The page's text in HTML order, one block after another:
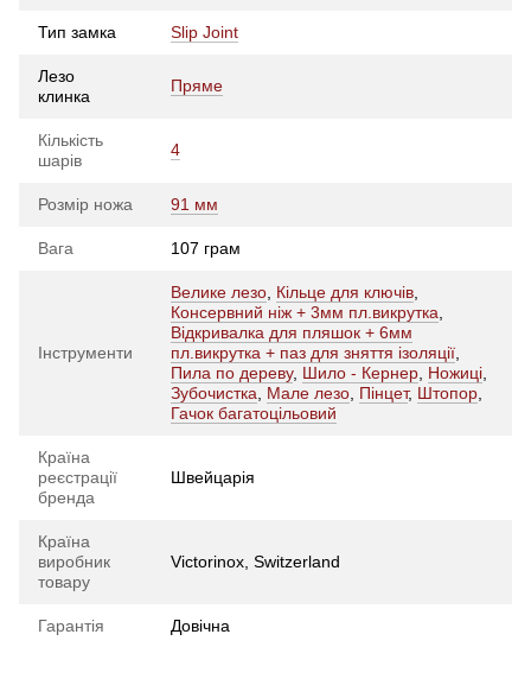
Тип замка Slip Joint
Лезо
клинка
Пряме
Кількість
шарів
4
Розмір ножа 91 мм
Вага 107 грам
Інструменти
Велике лезо, Кільце для ключів,
Консервний ніж + 3мм пл.викрутка,
Відкривалка для пляшок + 6мм
пл.викрутка + паз для зняття ізоляції,
Пила по дереву, Шило - Кернер, Ножиці,
Зубочистка, Мале лезо, Пінцет, Штопор,
Гачок багатоцільовий
Країна
реєстрації
бренда
Швейцарія
Країна
виробник
товару
Victorinox, Switzerland
Гарантія Довічна